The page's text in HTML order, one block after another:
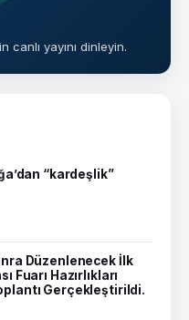
canlı yayını dinleyin.
“kardeşlik”
Düzenlenecek İlk
Fuarı Hazırlıkları
Gerçekleştirildi.